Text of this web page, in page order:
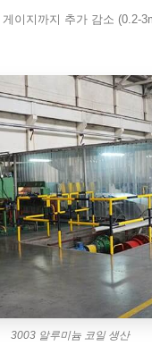
게이지까지 추가 감소 (0.2-
3003 알루미늄 코일 생산